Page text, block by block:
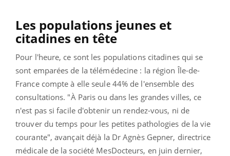
Les populations jeunes et
citadines en tête
Pour l'heure, ce sont les populations citadines qui se
sont emparées de la télémédecine : la région Île-de-
France compte à elle seule 44% de l'ensemble des
consultations. "À Paris ou dans les grandes villes, ce
n'est pas si facile d'obtenir un rendez-vous, ni de
trouver du temps pour les petites pathologies de la vie
courante", avançait déjà la Dr Agnès Gepner, directrice
médicale de la société MesDocteurs, en juin dernier,